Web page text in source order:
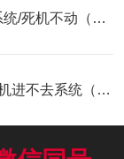
维修西门子触摸屏无法进入系统/死机不动（包修好）
维修西门子触摸屏TP1200开机进不去系统（芯片级修理）